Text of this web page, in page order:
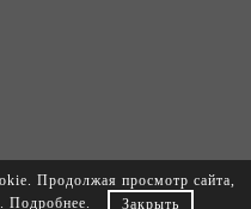
Продолжая просмотр сайта,
Подробнее. Закрыть